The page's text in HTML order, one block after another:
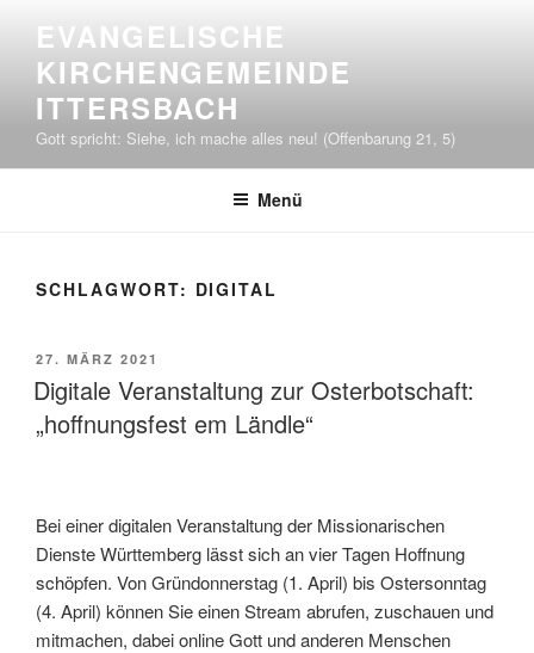
springen
EVANGELISCHE
KIRCHENGEMEINDE
ITTERSBACH
Gott spricht: Siehe, ich mache alles neu! (Offenbarung 21, 5)
Menü
SCHLAGWORT: DIGITAL
VERÖFFENTLICHT
AM
27. MÄRZ 2021
Digitale Veranstaltung zur Osterbotschaft:
„hoffnungsfest em Ländle“
Bei einer digitalen Veranstaltung der Missionarischen
Dienste Württemberg lässt sich an vier Tagen Hoffnung
schöpfen. Von Gründonnerstag (1. April) bis Ostersonntag
(4. April) können Sie einen Stream abrufen, zuschauen und
mitmachen, dabei online Gott und anderen Menschen